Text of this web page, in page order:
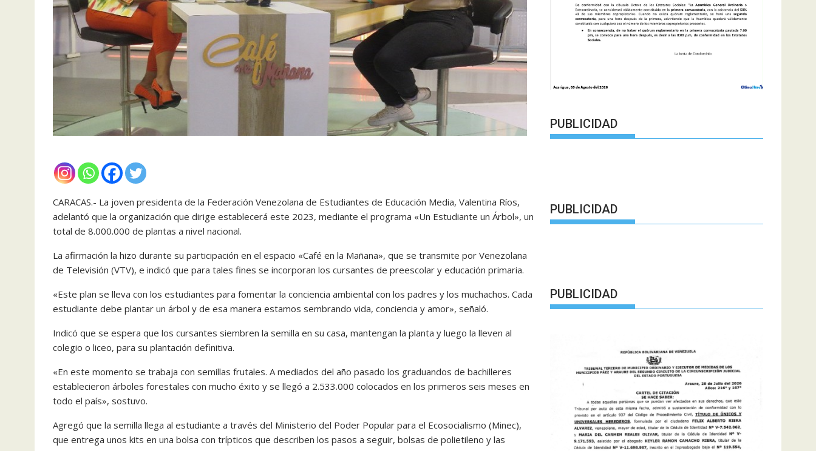
CARACAS.- La joven presidenta de la Federación Venezolana de Estudiantes de Educación Media, Valentina Ríos,
adelantó que la organización que dirige establecerá este 2023, mediante el programa «Un Estudiante un Árbol», un
total de 8.000.000 de plantas a nivel nacional.
La afirmación la hizo durante su participación en el espacio «Café en la Mañana», que se transmite por Venezolana
de Televisión (VTV), e indicó que para tales fines se incorporan los cursantes de preescolar y educación primaria.
«Este plan se lleva con los estudiantes para fomentar la conciencia ambiental con los padres y los muchachos. Cada
estudiante debe plantar un árbol y de esa manera estamos sembrando vida, conciencia y amor», señaló.
Indicó que se espera que los cursantes siembren la semilla en su casa, mantengan la planta y luego la lleven al
colegio o liceo, para su plantación definitiva.
«En este momento se trabaja con semillas frutales. A mediados del año pasado los graduandos de bachilleres
establecieron árboles forestales con mucho éxito y se llegó a 2.533.000 colocados en los primeros seis meses en
todo el país», sostuvo.
Agregó que la semilla llega al estudiante a través del Ministerio del Poder Popular para el Ecosocialismo (Minec),
que entrega unos kits en una bolsa con trípticos que describen los pasos a seguir, bolsas de polietileno y las
PUBLICIDAD
PUBLICIDAD
PUBLICIDAD